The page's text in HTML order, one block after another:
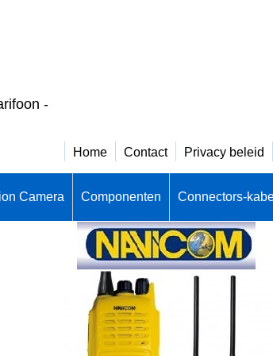
-
Home Contact Privacy beleid
Camera Componenten Connectors-